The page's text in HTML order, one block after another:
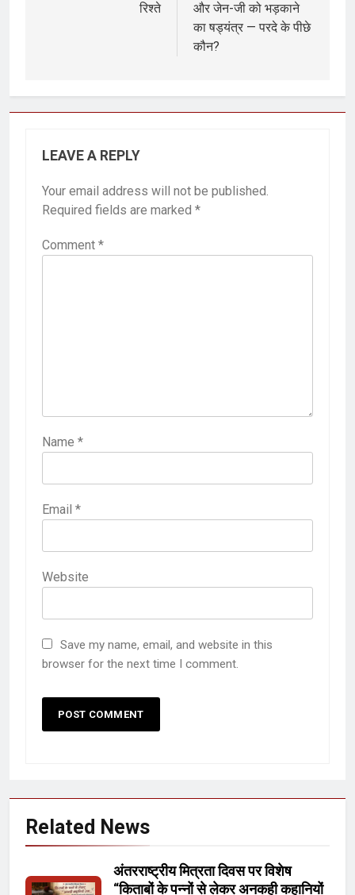
रिश्ते
और जेन-जी को भड़काने
का षड्यंत्र — परदे के पीछे
कौन?
LEAVE A REPLY
Your email address will not be published.
Required fields are marked *
Comment *
Name *
Email *
Website
Save my name, email, and website in this
browser for the next time I comment.
Related News
अंतरराष्ट्रीय मित्रता दिवस पर विशेष
“किताबों के पन्नों से लेकर अनकही कहानियों